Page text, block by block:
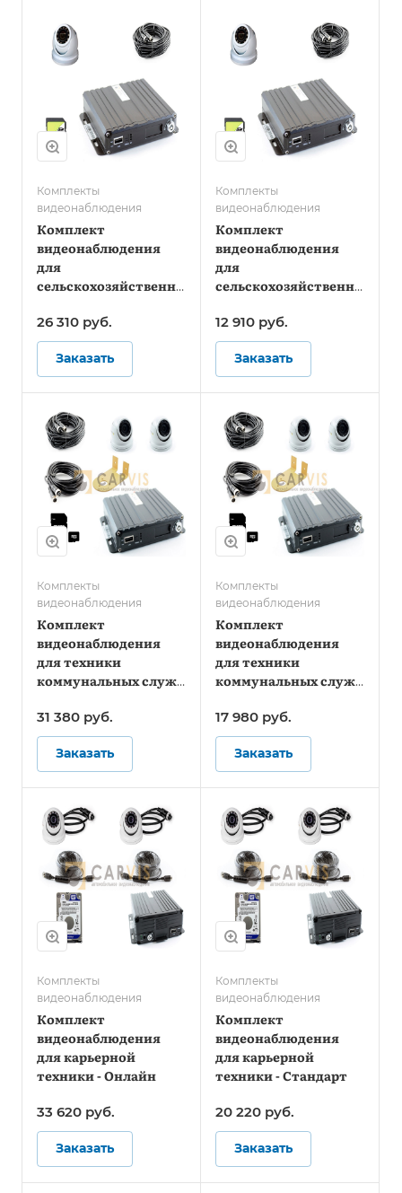
Комплекты
видеонаблюдения
Комплект
видеонаблюдения
для
сельскохозяйственной
26 310 руб.
Заказать
Комплекты
видеонаблюдения
Комплект
видеонаблюдения
для
сельскохозяйственной
12 910 руб.
Заказать
Комплекты
видеонаблюдения
Комплект
видеонаблюдения
для техники
коммунальных служб
31 380 руб.
Заказать
Комплекты
видеонаблюдения
Комплект
видеонаблюдения
для техники
коммунальных служб
17 980 руб.
Заказать
Комплекты
видеонаблюдения
Комплект
видеонаблюдения
для карьерной
техники - Онлайн
33 620 руб.
Заказать
Комплекты
видеонаблюдения
Комплект
видеонаблюдения
для карьерной
техники - Стандарт
20 220 руб.
Заказать